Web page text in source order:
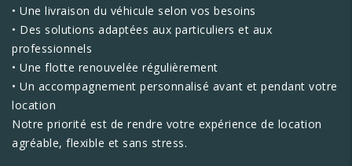
• Une livraison du véhicule selon vos besoins
• Des solutions adaptées aux particuliers et aux
professionnels
• Une flotte renouvelée régulièrement
• Un accompagnement personnalisé avant et pendant votre
location
Notre priorité est de rendre votre expérience de location
agréable, flexible et sans stress.